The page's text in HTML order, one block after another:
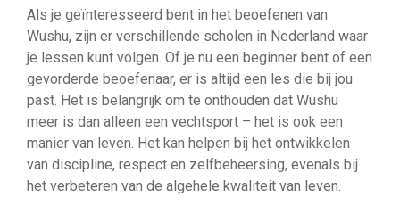
Als je geïnteresseerd bent in het beoefenen van
Wushu, zijn er verschillende scholen in Nederland waar
je lessen kunt volgen. Of je nu een beginner bent of een
gevorderde beoefenaar, er is altijd een les die bij jou
past. Het is belangrijk om te onthouden dat Wushu
meer is dan alleen een vechtsport – het is ook een
manier van leven. Het kan helpen bij het ontwikkelen
van discipline, respect en zelfbeheersing, evenals bij
het verbeteren van de algehele kwaliteit van leven.